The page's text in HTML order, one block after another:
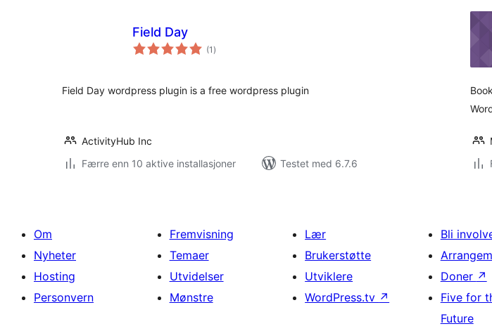
Field Day
(1 totale
vurderinger
)
Field Day wordpress plugin is a free wordpress plugin
ActivityHub Inc
Færre enn 10 aktive installasjoner
Testet med 6.7.6
Om
Nyheter
Hosting
Personvern
Fremvisning
Temaer
Utvidelser
Mønstre
Lær
Brukerstøtte
Utviklere
WordPress.tv ↗
Bli
Doner ↗
Five for
Future